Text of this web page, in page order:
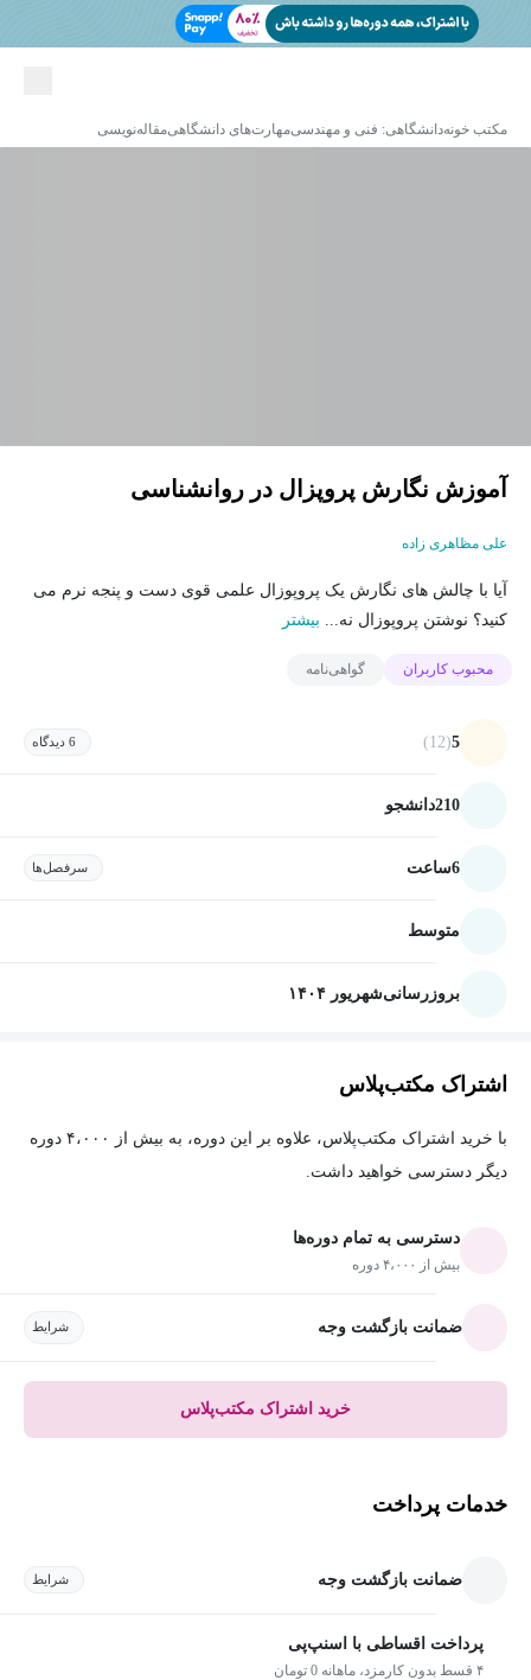
مکتب خونهدانشگاهی: فنی و مهندسیمهارت‌های دانشگاهیمقاله‌نویسی
آموزش نگارش پروپزال در روانشناسی
علی مظاهری زاده
آیا با چالش های نگارش یک پروپوزال علمی قوی دست و پنجه نرم می
کنید؟ نوشتن پروپوزال نه... بیشتر
محبوب کاربران گواهی‌نامه
5
(12) 6 دیدگاه
210دانشجو
6ساعت سرفصل‌ها
متوسط
بروزرسانیشهریور ۱۴۰۴
اشتراک مکتب‌پلاس
با خرید اشتراک مکتب‌پلاس، علاوه بر این دوره، به بیش از ۴،۰۰۰ دوره
دیگر دسترسی خواهید داشت.
دسترسی به تمام دوره‌ها
بیش از ۴،۰۰۰ دوره
ضمانت بازگشت وجه شرایط
خرید اشتراک مکتب‌پلاس
خدمات پرداخت
ضمانت بازگشت وجه شرایط
پرداخت اقساطی با اسنپ‌پی
۴ قسط بدون کارمزد، ماهانه 0 تومان